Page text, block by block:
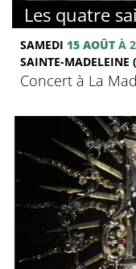
Les quatre
SAMEDI 15 AOÛT À
SAINTE-MADELEINE
Concert à La